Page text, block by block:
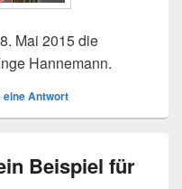
Mai 2015 die
Hannemann.
Antwort
Beispiel für